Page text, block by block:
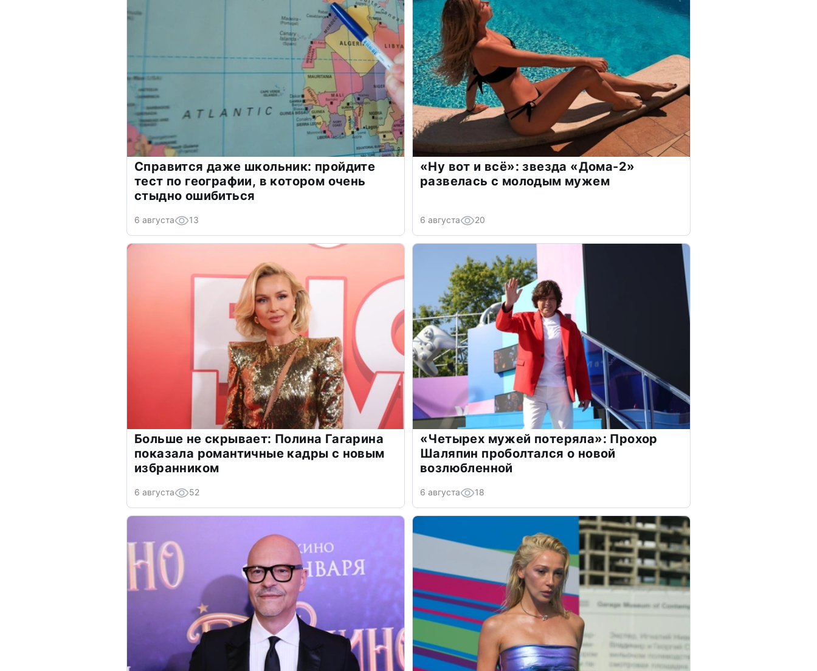
Справится даже школьник: пройдите
тест по географии, в котором очень
стыдно ошибиться
6 августа 13
«Ну вот и всё»: звезда «Дома-2»
развелась с молодым мужем
6 августа 20
Больше не скрывает: Полина Гагарина
показала романтичные кадры с новым
избранником
6 августа 52
«Четырех мужей потеряла»: Прохор
Шаляпин проболтался о новой
возлюбленной
6 августа 18